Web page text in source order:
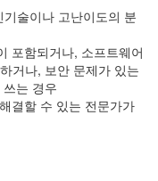
술이나 고난이도의 분
포함되거나, 소프트웨어
거나, 보안 문제가 있는
는 경우
결할 수 있는 전문가가